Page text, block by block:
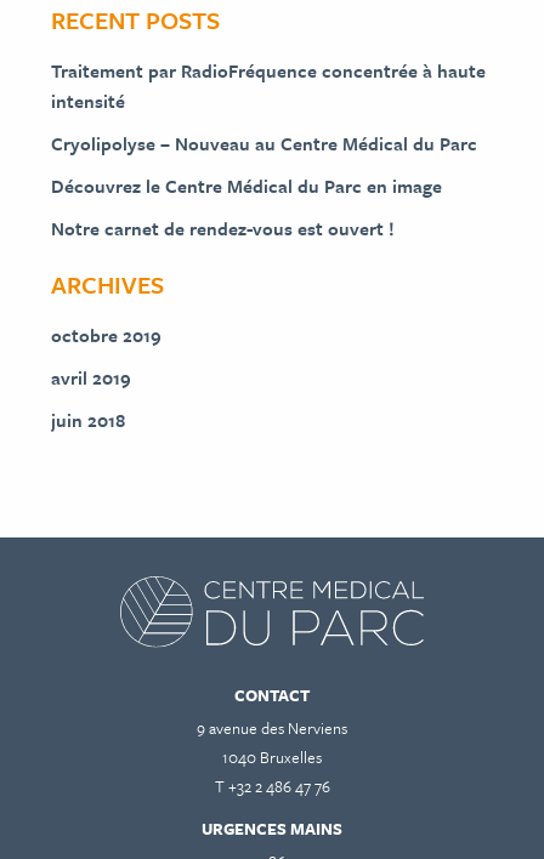
RECENT POSTS
Traitement par RadioFréquence concentrée à haute
intensité
Cryolipolyse – Nouveau au Centre Médical du Parc
Découvrez le Centre Médical du Parc en image
Notre carnet de rendez-vous est ouvert !
ARCHIVES
octobre 2019
avril 2019
juin 2018
CONTACT
9 avenue des Nerviens
1040 Bruxelles
T +32 2 486 47 76
URGENCES MAINS